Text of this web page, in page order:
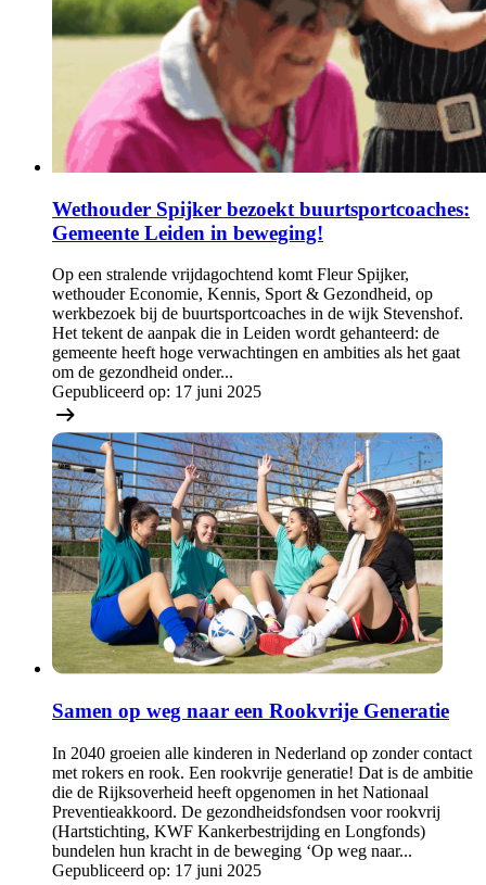
Wethouder Spijker bezoekt buurtsportcoaches:
Gemeente Leiden in beweging!
Op een stralende vrijdagochtend komt Fleur Spijker,
wethouder Economie, Kennis, Sport & Gezondheid, op
werkbezoek bij de buurtsportcoaches in de wijk Stevenshof.
Het tekent de aanpak die in Leiden wordt gehanteerd: de
gemeente heeft hoge verwachtingen en ambities als het gaat
om de gezondheid onder...
Gepubliceerd op: 17 juni 2025
Samen op weg naar een Rookvrije Generatie
In 2040 groeien alle kinderen in Nederland op zonder contact
met rokers en rook. Een rookvrije generatie! Dat is de ambitie
die de Rijksoverheid heeft opgenomen in het Nationaal
Preventieakkoord. De gezondheidsfondsen voor rookvrij
(Hartstichting, KWF Kankerbestrijding en Longfonds)
bundelen hun kracht in de beweging ‘Op weg naar...
Gepubliceerd op: 17 juni 2025